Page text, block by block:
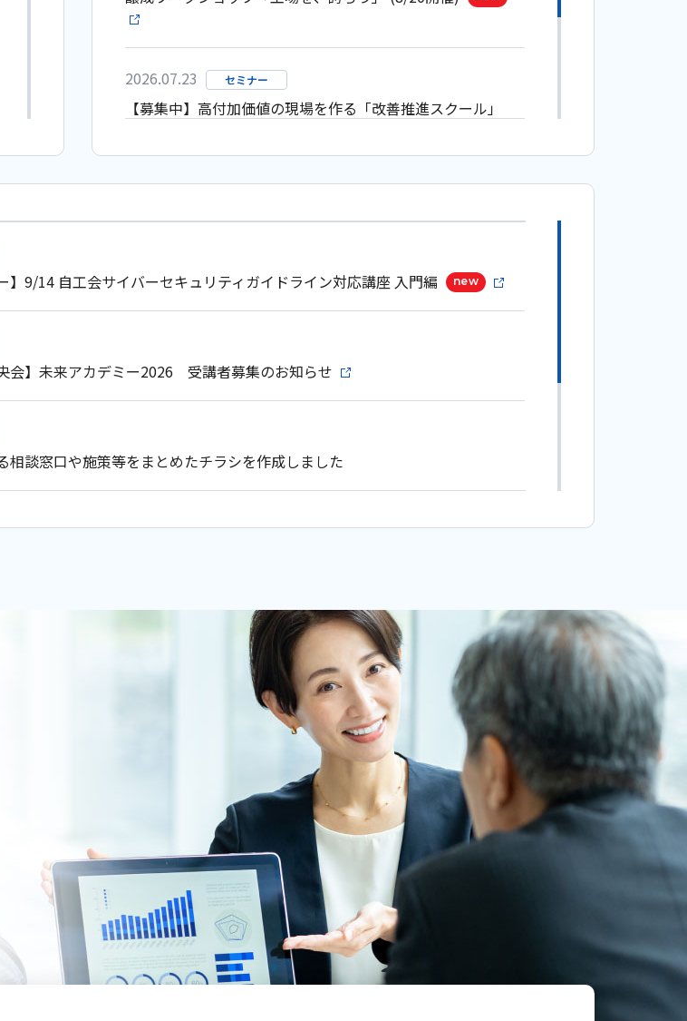
2026.07.23 セミナー
【募集中】高付加価値の現場を作る「改善推進スクール」
2026.05.18
【募集中】ロボット活用技術 全4回シリーズ
】9/14 自工会サイバーセキュリティガイドライン対応講座 入門編 new
会】未来アカデミー2026 受講者募集のお知らせ
相談窓口や施策等をまとめたチラシを作成しました